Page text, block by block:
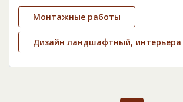
Монтажные работы
Дизайн ландшафтный, интерьера